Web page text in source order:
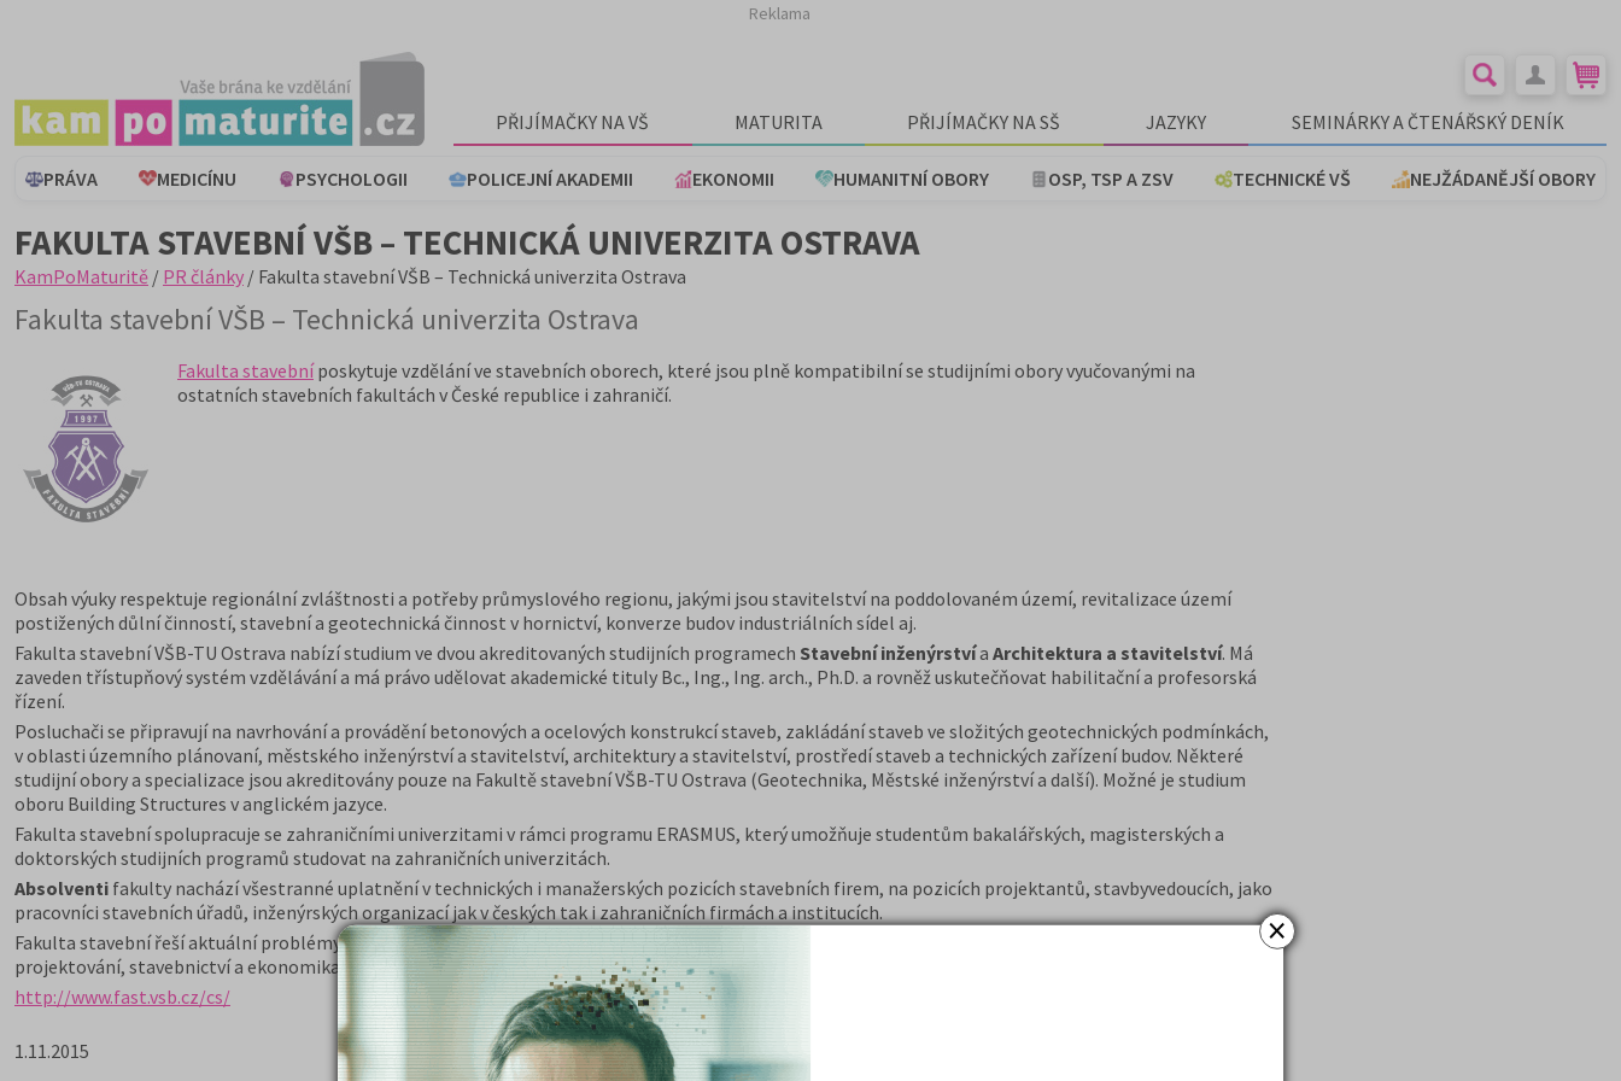
×
Reklama
PŘIJÍMAČKY NA VŠ MATURITA PŘIJÍMAČKY NA SŠ JAZYKY SEMINÁRKY A ČTENÁŘSKÝ DENÍK
PRÁVA MEDICÍNU PSYCHOLOGII POLICEJNÍ AKADEMII EKONOMII HUMANITNÍ OBORY OSP, TSP A ZSV TECHNICKÉ VŠ NEJŽÁDANĚJŠÍ OBORY
FAKULTA STAVEBNÍ VŠB – TECHNICKÁ UNIVERZITA OSTRAVA
KamPoMaturitě / PR články / Fakulta stavební VŠB – Technická univerzita Ostrava
Fakulta stavební VŠB – Technická univerzita Ostrava
Fakulta stavebníposkytuje vzdělání ve stavebních oborech, které jsou plně kompatibilní se studijními obory vyučovanými na
ostatních stavebních fakultách v České republice i zahraničí.
Obsah výuky respektuje regionální zvláštnosti a potřeby průmyslového regionu, jakými jsou stavitelství na poddolovaném území, revitalizace území
postižených důlní činností, stavební a geotechnická činnost v hornictví, konverze budov industriálních sídel aj.
Fakulta stavební VŠB-TU Ostrava nabízí studium ve dvou akreditovaných studijních programech Stavební inženýrstvía Architektura a stavitelství. Má
zaveden třístupňový systém vzdělávání a má právo udělovat akademické tituly Bc., Ing., Ing. arch., Ph.D. a rovněž uskutečňovat habilitační a profesorská
řízení.
Posluchači se připravují na navrhování a provádění betonových a ocelových konstrukcí staveb, zakládání staveb ve složitých geotechnických podmínkách,
v oblasti územního plánovaní, městského inženýrství a stavitelství, architektury a stavitelství, prostředí staveb a technických zařízení budov. Některé
studijní obory a specializace jsou akreditovány pouze na Fakultě stavební VŠB-TU Ostrava (Geotechnika, Městské inženýrství a další). Možné je studium
oboru Building Structures v anglickém jazyce.
Fakulta stavební spolupracuje se zahraničními univerzitami v rámci programu ERASMUS, který umožňuje studentům bakalářských, magisterských a
doktorských studijních programů studovat na zahraničních univerzitách.
Absolventi fakulty nachází všestranné uplatnění v technických i manažerských pozicích stavebních firem, na pozicích projektantů, stavbyvedoucích, jako
pracovníci stavebních úřadů, inženýrských organizací jak v českých tak i zahraničních firmách a institucích.
Fakulta stavební řeší aktuální problémy stavební praxe, podává patenty a užitné vzory výrobků, technologie. Působí zde znalecký ústav v oborech
projektování, stavebnictví a ekonomika.
http://www.fast.vsb.cz/cs/
1.11.2015